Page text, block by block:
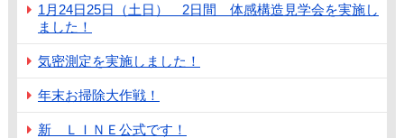
1月24日25日（土日） 2日間 体感構造見学会を実施し
ました！
気密測定を実施しました！
年末お掃除大作戦！
新 ＬＩＮＥ公式です！